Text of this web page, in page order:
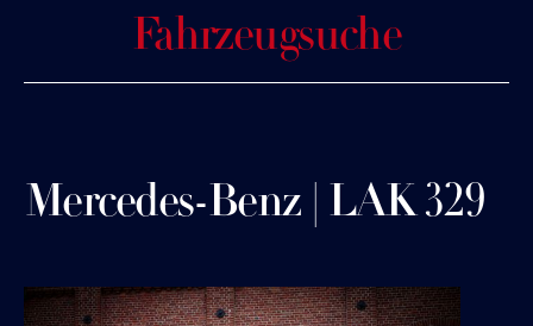
Fahrzeugsuche
Mercedes-Benz | LAK 329